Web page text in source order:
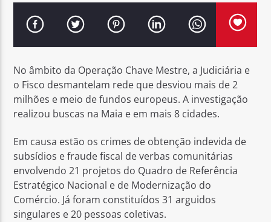
EL MORENO
No âmbito da Operação Chave Mestre, a Judiciária e
o Fisco desmantelam rede que desviou mais de 2
milhões e meio de fundos europeus. A investigação
realizou buscas na Maia e em mais 8 cidades.
Em causa estão os crimes de obtenção indevida de
subsídios e fraude fiscal de verbas comunitárias
envolvendo 21 projetos do Quadro de Referência
Estratégico Nacional e de Modernização do
Comércio. Já foram constituídos 31 arguidos
singulares e 20 pessoas coletivas.